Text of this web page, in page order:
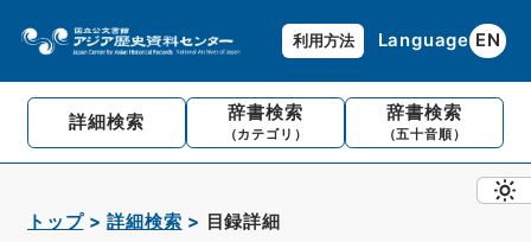
利用方法 Language EN
詳細検索 辞書検索
（カテゴリ）
辞書検索
（五十音順）
トップ 詳細検索 目録詳細